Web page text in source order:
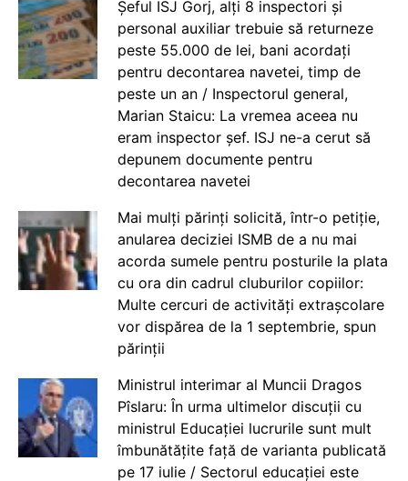
Șeful ISJ Gorj, alți 8 inspectori și
personal auxiliar trebuie să returneze
peste 55.000 de lei, bani acordați
pentru decontarea navetei, timp de
peste un an / Inspectorul general,
Marian Staicu: La vremea aceea nu
eram inspector șef. ISJ ne-a cerut să
depunem documente pentru
decontarea navetei
Mai mulți părinți solicită, într-o petiție,
anularea deciziei ISMB de a nu mai
acorda sumele pentru posturile la plata
cu ora din cadrul cluburilor copiilor:
Multe cercuri de activități extrașcolare
vor dispărea de la 1 septembrie, spun
părinții
Ministrul interimar al Muncii Dragos
Pîslaru: În urma ultimelor discuții cu
ministrul Educației lucrurile sunt mult
îmbunătățite față de varianta publicată
pe 17 iulie / Sectorul educației este